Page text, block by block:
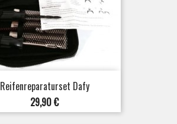
Reifenreparaturset Dafy
Preis
29,90 €